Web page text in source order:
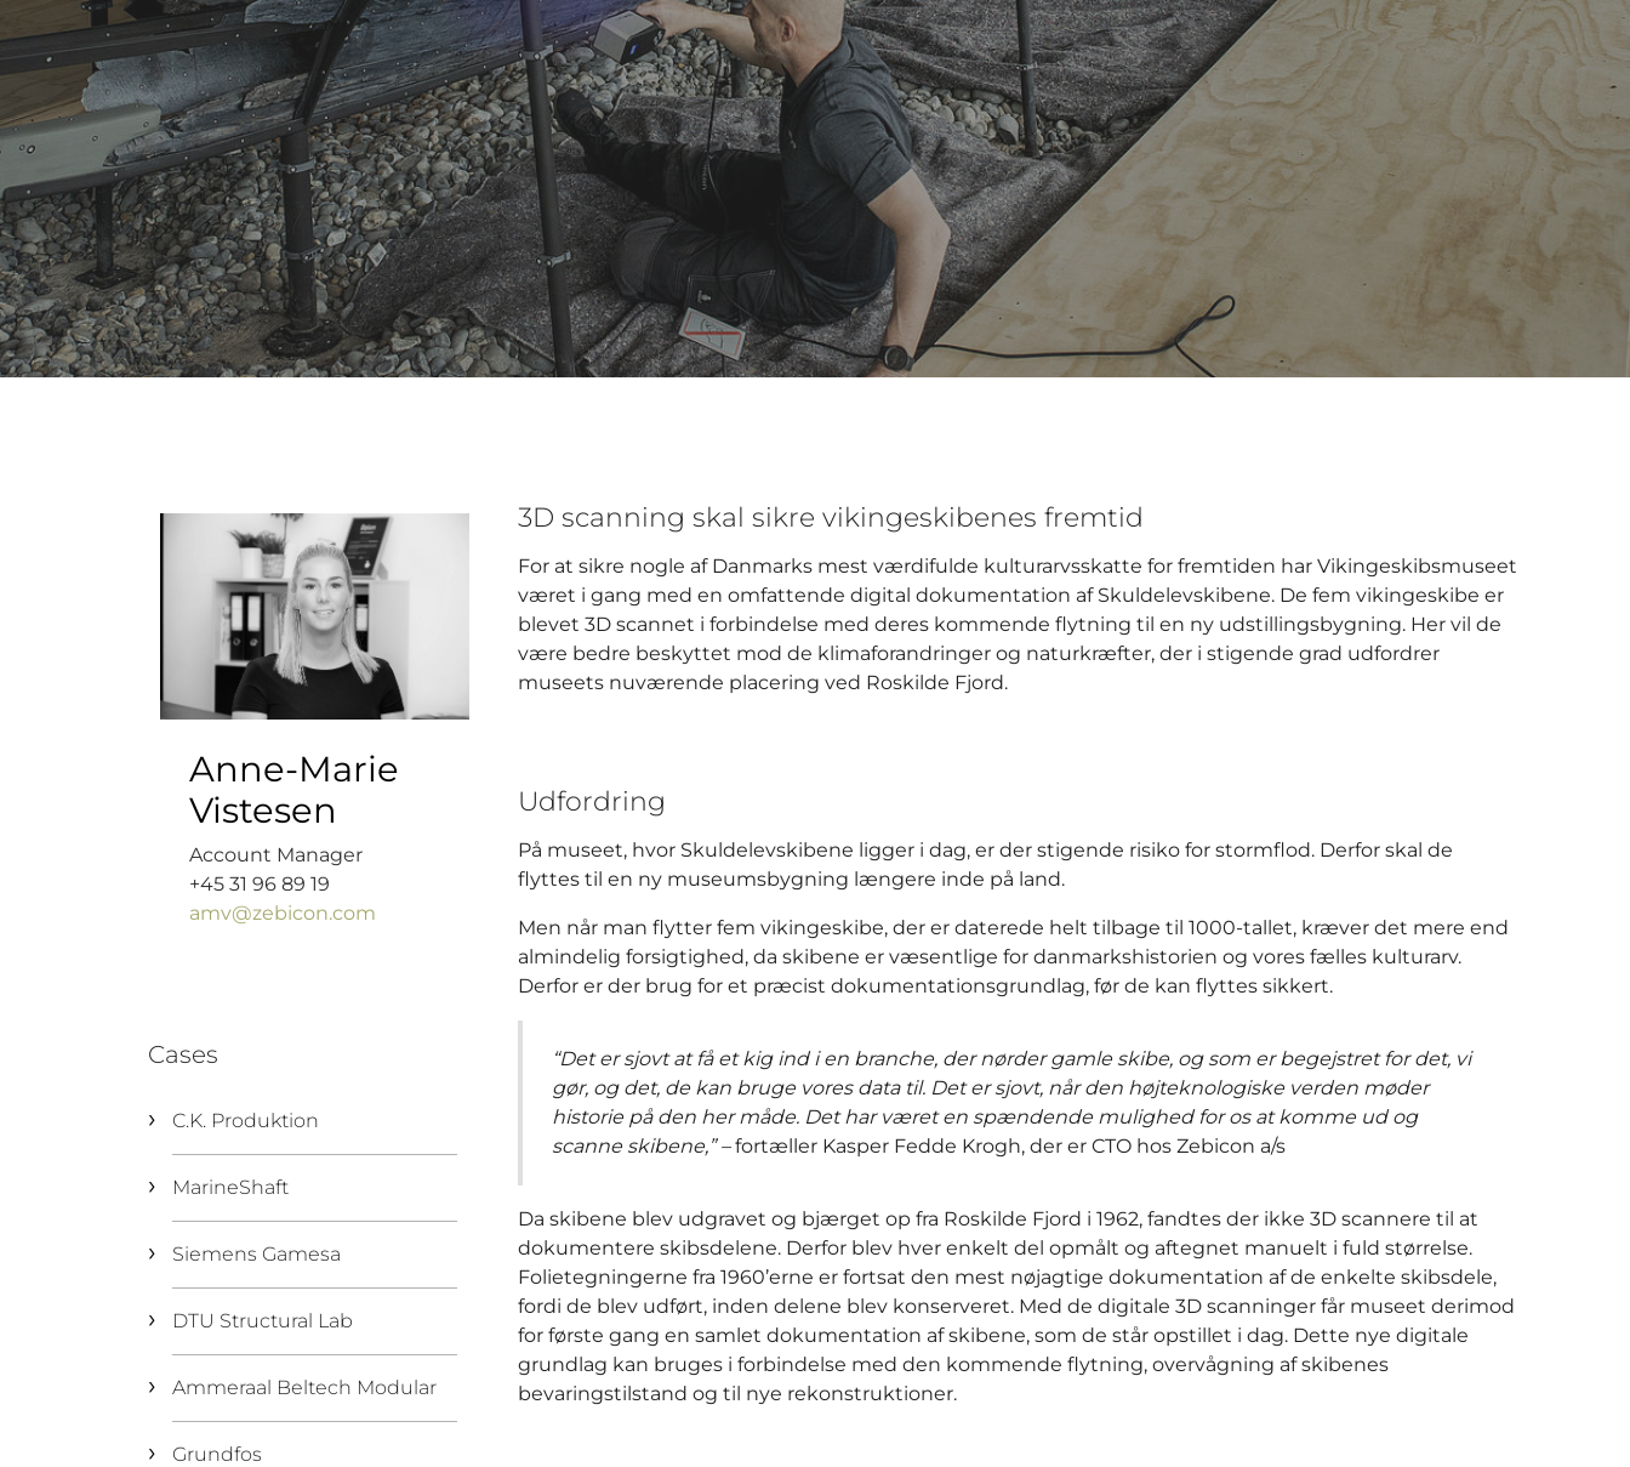
3D scanning skal sikre vikingeskibenes fremtid
For at sikre nogle af Danmarks mest værdifulde kulturarvsskatte for fremtiden har Vikingeskibsmuseet
været i gang med en omfattende digital dokumentation af Skuldelevskibene. De fem vikingeskibe er
blevet 3D scannet i forbindelse med deres kommende flytning til en ny udstillingsbygning. Her vil de
være bedre beskyttet mod de klimaforandringer og naturkræfter, der i stigende grad udfordrer
museets nuværende placering ved Roskilde Fjord.
Udfordring
På museet, hvor Skuldelevskibene ligger i dag, er der stigende risiko for stormflod. Derfor skal de
flyttes til en ny museumsbygning længere inde på land.
Men når man flytter fem vikingeskibe, der er daterede helt tilbage til 1000-tallet, kræver det mere end
almindelig forsigtighed, da skibene er væsentlige for danmarkshistorien og vores fælles kulturarv.
Derfor er der brug for et præcist dokumentationsgrundlag, før de kan flyttes sikkert.
“Det er sjovt at få et kig ind i en branche, der nørder gamle skibe, og som er begejstret for det, vi
gør, og det, de kan bruge vores data til. Det er sjovt, når den højteknologiske verden møder
historie på den her måde. Det har været en spændende mulighed for os at komme ud og
scanne skibene,” –fortæller Kasper Fedde Krogh, der er CTO hos Zebicon a/s
Da skibene blev udgravet og bjærget op fra Roskilde Fjord i 1962, fandtes der ikke 3D scannere til at
dokumentere skibsdelene. Derfor blev hver enkelt del opmålt og aftegnet manuelt i fuld størrelse.
Folietegningerne fra 1960’erne er fortsat den mest nøjagtige dokumentation af de enkelte skibsdele,
fordi de blev udført, inden delene blev konserveret. Med de digitale 3D scanninger får museet derimod
for første gang en samlet dokumentation af skibene, som de står opstillet i dag. Dette nye digitale
grundlag kan bruges i forbindelse med den kommende flytning, overvågning af skibenes
bevaringstilstand og til nye rekonstruktioner.
Anne-Marie
Vistesen
Account Manager
+45 31 96 89 19
amv@zebicon.com
Cases
C.K. Produktion
MarineShaft
Siemens Gamesa
DTU Structural Lab
Ammeraal Beltech Modular
Grundfos